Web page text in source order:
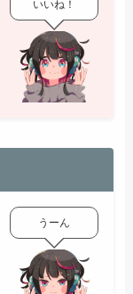
いいね！
うーん